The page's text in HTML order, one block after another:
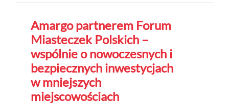
Amargo partnerem Forum
Miasteczek Polskich –
wspólnie o nowoczesnych i
bezpiecznych inwestycjach
w mniejszych
miejscowościach